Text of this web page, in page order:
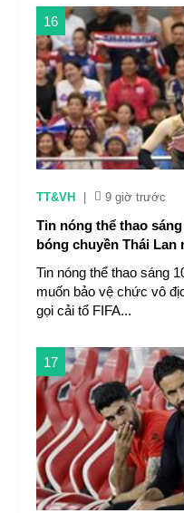
16
TT&VH 9 giờ trước
Tin nóng thể thao
bóng chuyền Thái Lan
Tin nóng thể thao sáng
muốn bảo vệ chức vô
gọi cải tổ FIFA...
17